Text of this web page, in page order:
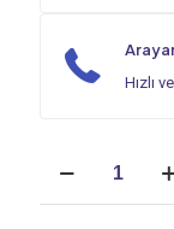
Hızlı
Seramik